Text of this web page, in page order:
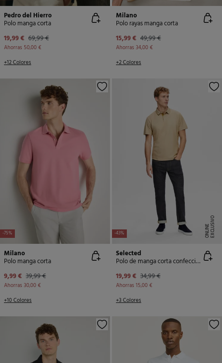
Pedro del Hierro
Polo manga corta
19,99 € 69,99 €
Ahorras 50,00 €
+12 Colores
Milano
Polo rayas manga corta
15,99 € 49,99 €
Ahorras 34,00 €
+2 Colores
-75%
Milano
Polo manga corta
9,99 € 39,99 €
Ahorras 30,00 €
+10 Colores
-43% E
X
C
L
U
SI
V
O
O
N
LI
N
E
Selected
Polo de manga corta confeccionado con algodón orgánico
19,99 € 34,99 €
Ahorras 15,00 €
+3 Colores